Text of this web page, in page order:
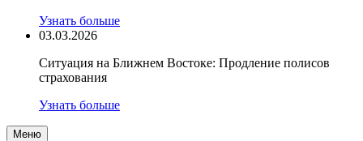
Узнать больше
03.03.2026
Ситуация на Ближнем Востоке: Продление полисов
страхования
Узнать больше
Меню